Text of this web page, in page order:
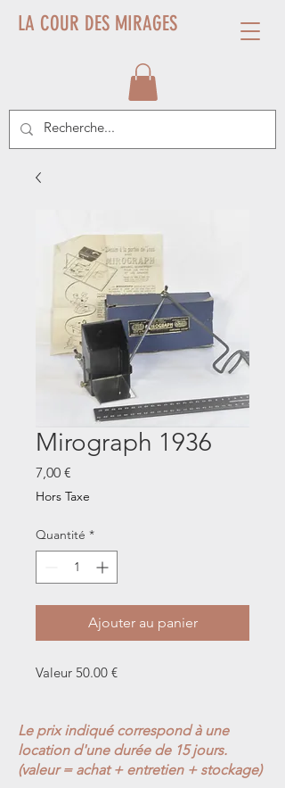
LA COUR DES MIRAGES
Mirograph 1936
7,00 €
Hors Taxe
Quantité *
Ajouter au panier
Valeur 50.00 €
Le prix indiqué correspond à une
location d'une durée de 15 jours.
(valeur = achat + entretien + stockage)